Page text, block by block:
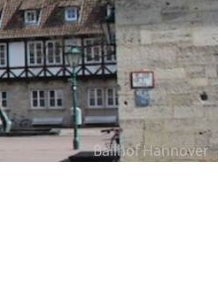
Ballhof Hannover